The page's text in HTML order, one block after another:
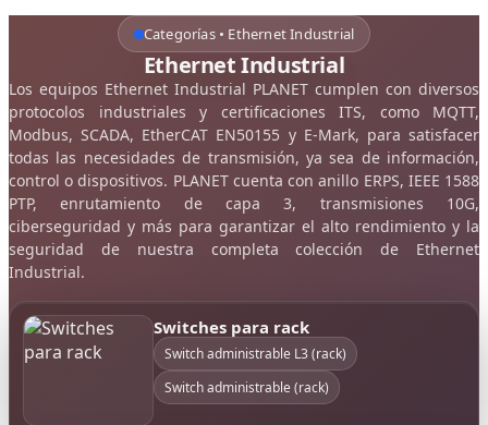
Categorías • Ethernet Industrial
Ethernet Industrial
Los equipos Ethernet Industrial PLANET cumplen con diversos
protocolos industriales y certificaciones ITS, como MQTT,
Modbus, SCADA, EtherCAT EN50155 y E-Mark, para satisfacer
todas las necesidades de transmisión, ya sea de información,
control o dispositivos. PLANET cuenta con anillo ERPS, IEEE 1588
PTP, enrutamiento de capa 3, transmisiones 10G,
ciberseguridad y más para garantizar el alto rendimiento y la
seguridad de nuestra completa colección de Ethernet
Industrial.
Switches para rack
Switch administrable L3 (rack)
Switch administrable (rack)